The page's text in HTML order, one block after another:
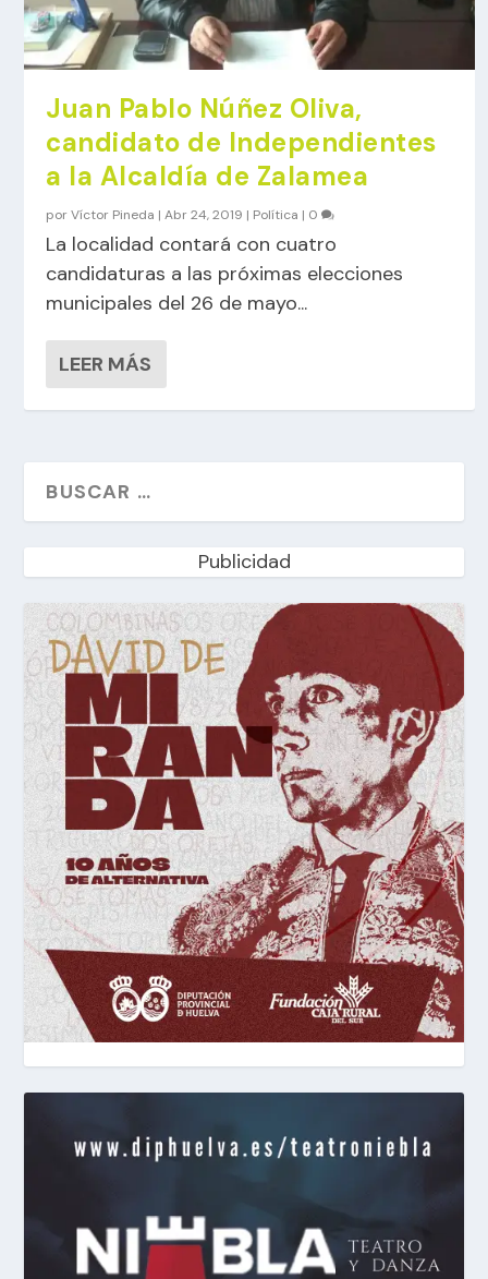
Juan Pablo Núñez Oliva,
candidato de Independientes
a la Alcaldía de Zalamea
porVíctor Pineda |Abr 24, 2019 | Política | 0
La localidad contará con cuatro
candidaturas a las próximas elecciones
municipales del 26 de mayo...
LEER MÁS
Publicidad